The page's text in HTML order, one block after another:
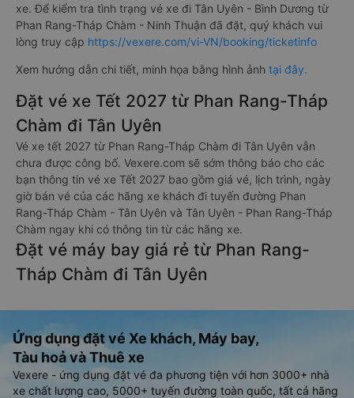
xe. Để kiểm tra tình trạng vé xe đi Tân Uyên - Bình Dương từ
Phan Rang-Tháp Chàm - Ninh Thuận đã đặt, quý khách vui
lòng truy cập https://vexere.com/vi-VN/booking/ticketinfo
Xem hướng dẫn chi tiết, minh họa bằng hình ảnh tại đây.
Đặt vé xe Tết 2027 từ Phan Rang-Tháp
Chàm đi Tân Uyên
Vé xe tết 2027 từ Phan Rang-Tháp Chàm đi Tân Uyên vẫn
chưa được công bố. Vexere.com sẽ sớm thông báo cho các
bạn thông tin vé xe Tết 2027 bao gồm giá vé, lịch trình, ngày
giờ bán vé của các hãng xe khách đi tuyến đường Phan
Rang-Tháp Chàm - Tân Uyên và Tân Uyên - Phan Rang-Tháp
Chàm ngay khi có thông tin từ các hãng xe.
Đặt vé máy bay giá rẻ từ Phan Rang-
Tháp Chàm đi Tân Uyên
Ứng dụng đặt vé Xe khách, Máy bay,
Tàu hoả và Thuê xe
Vexere - ứng dụng đặt vé đa phương tiện với hơn 3000+ nhà
xe chất lượng cao, 5000+ tuyến đường toàn quốc, tất cả hãng